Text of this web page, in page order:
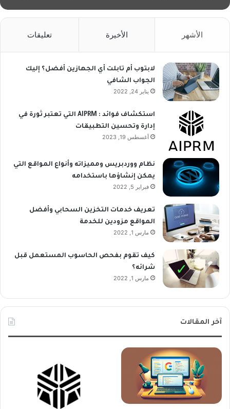
الأشهر الأخيرة تعليقات
لابتوب أم تابلت أي الجهازين أفضل؟ إليك
الجواب الشافي
يناير 24, 2022
استكشاف فوائد : AIPRM التي تعتبر ثورة في
إدارة وتحسين التطبيقات
أغسطس 19, 2023
نظام ووردبريس ومميزاته وأنواع المواقع التي
يمكن إنشاؤها باستخدامه
فبراير 5, 2022
تعريف خدمات التخزين السحابي وأفضل
المواقع مزودين للخدمة
مارس 1, 2022
كيف تقوم بفحص الحاسوب المستعمل قبل
شرائه؟
مارس 1, 2022
آخر المقالات